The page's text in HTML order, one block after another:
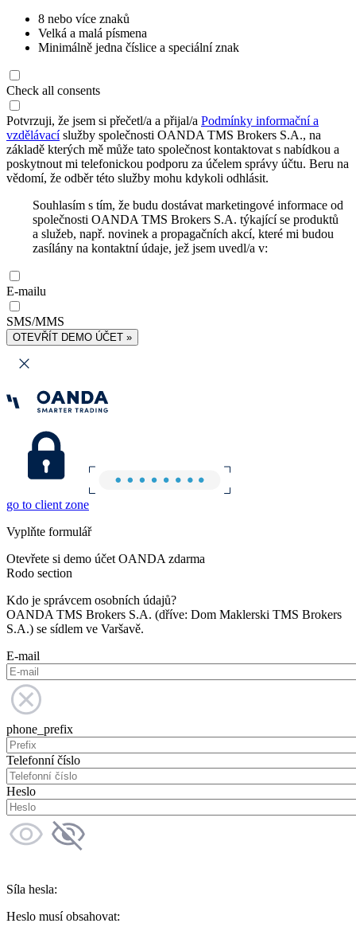
8 nebo více znaků
Velká a malá písmena
Minimálně jedna číslice a speciální znak
Check all consents
Potvrzuji, že jsem si přečetl/a a přijal/a Podmínky informační a
vzdělávacíslužby společnosti OANDA TMS Brokers S.A., na
základě kterých mě může tato společnost kontaktovat s nabídkou a
poskytnout mi telefonickou podporu za účelem správy účtu. Beru na
vědomí, že odběr této služby mohu kdykoli odhlásit.
Souhlasím s tím, že budu dostávat marketingové informace od
společnosti OANDA TMS Brokers S.A. týkající se produktů
a služeb, např. novinek a propagačních akcí, které mi budou
zasílány na kontaktní údaje, jež jsem uvedl/a v:
E-mailu
SMS/MMS
OTEVŘÍT DEMO ÚČET »
go to client zone
Vyplňte formulář
Otevřete si demo účet OANDA zdarma
Rodo section
Kdo je správcem osobních údajů?
OANDA TMS Brokers S.A. (dříve: Dom Maklerski TMS Brokers
S.A.) se sídlem ve Varšavě.
E-mail
phone_prefix
Telefonní číslo
Heslo
Síla hesla:
Heslo musí obsahovat: